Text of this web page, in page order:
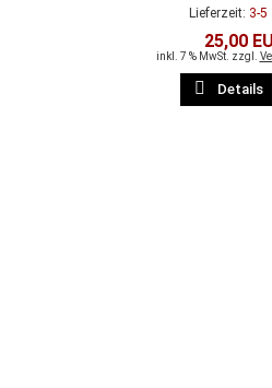
Lieferzeit: 3-5
25,00
inkl. 7 % MwSt. zzgl.
Details